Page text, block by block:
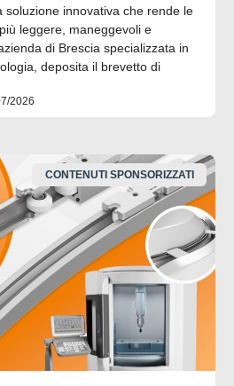
soluzione innovativa che rende le
leggere, maneggevoli e
di Brescia specializzata in
deposita il brevetto di
2026
CONTENUTI SPONSORIZZATI